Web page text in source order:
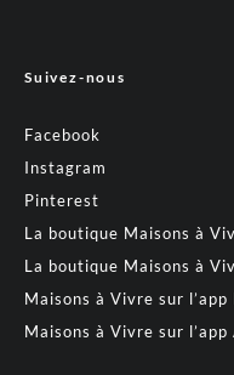
Suivez-nous
Facebook
Instagram
Pinterest
La boutique Maisons à
La boutique Maisons à
Maisons à Vivre sur l’app
Maisons à Vivre sur l’app